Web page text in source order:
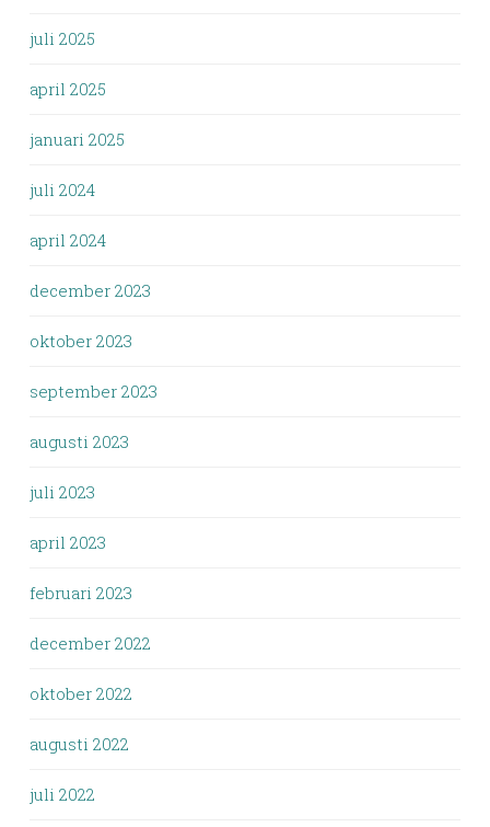
juli 2025
april 2025
januari 2025
juli 2024
april 2024
december 2023
oktober 2023
september 2023
augusti 2023
juli 2023
april 2023
februari 2023
december 2022
oktober 2022
augusti 2022
juli 2022